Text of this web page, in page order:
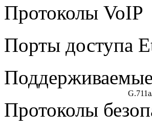
Протоколы VoIP
Порты доступа
Протоколы